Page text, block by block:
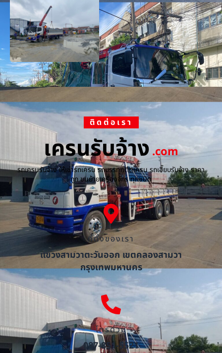
ติดต่อเรา
เครนรับจ้าง.com
รถเครนรับจ้าง ให้เช่ารถเครน รถบรรทุกติดเครน รถเฮี๊ยบรับจ้าง ราคา
ถูก ขนย้ายเครื่องจักร ทุกชนิด
ที่ตั้งของเรา
แขวงสามวาตะวันออก เขตคลองสามวา
กรุงเทพมหานคร
โทรด่วน
087-851-5521